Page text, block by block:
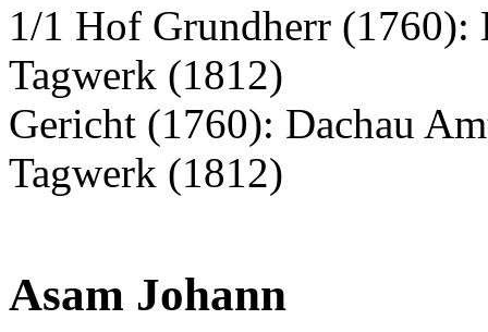
1/1 Hof Grundherr (1760):
Tagwerk (1812)
Gericht (1760): Dachau
Tagwerk (1812)
Asam Johann